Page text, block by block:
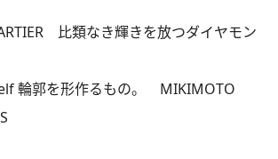
比類なき輝きを放つダイヤモン
輪郭を形作るもの。 MIKIMOTO